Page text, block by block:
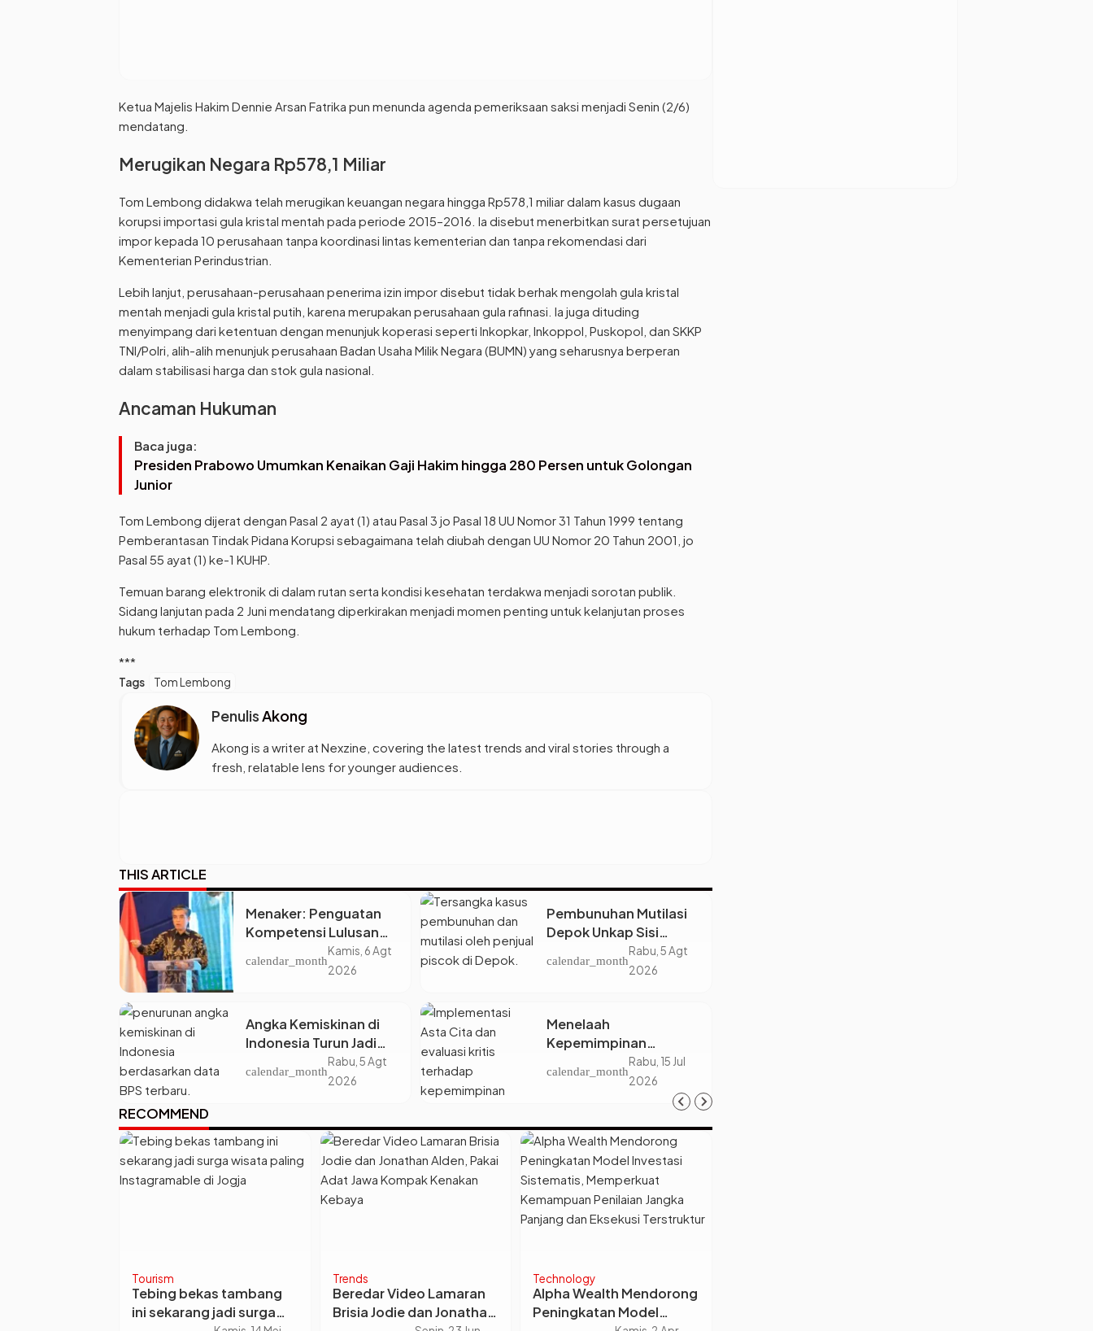
Ketua Majelis Hakim Dennie Arsan Fatrika pun menunda agenda pemeriksaan saksi menjadi Senin (2/6)
mendatang.
Merugikan Negara Rp578,1 Miliar
Tom Lembong didakwa telah merugikan keuangan negara hingga Rp578,1 miliar dalam kasus dugaan
korupsi importasi gula kristal mentah pada periode 2015–2016. Ia disebut menerbitkan surat persetujuan
impor kepada 10 perusahaan tanpa koordinasi lintas kementerian dan tanpa rekomendasi dari
Kementerian Perindustrian.
Lebih lanjut, perusahaan-perusahaan penerima izin impor disebut tidak berhak mengolah gula kristal
mentah menjadi gula kristal putih, karena merupakan perusahaan gula rafinasi. Ia juga dituding
menyimpang dari ketentuan dengan menunjuk koperasi seperti Inkopkar, Inkoppol, Puskopol, dan SKKP
TNI/Polri, alih-alih menunjuk perusahaan Badan Usaha Milik Negara (BUMN) yang seharusnya berperan
dalam stabilisasi harga dan stok gula nasional.
Ancaman Hukuman
Baca juga:
Presiden Prabowo Umumkan Kenaikan Gaji Hakim hingga 280 Persen untuk Golongan
Junior
Tom Lembong dijerat dengan Pasal 2 ayat (1) atau Pasal 3 jo Pasal 18 UU Nomor 31 Tahun 1999 tentang
Pemberantasan Tindak Pidana Korupsi sebagaimana telah diubah dengan UU Nomor 20 Tahun 2001, jo
Pasal 55 ayat (1) ke-1 KUHP.
Temuan barang elektronik di dalam rutan serta kondisi kesehatan terdakwa menjadi sorotan publik.
Sidang lanjutan pada 2 Juni mendatang diperkirakan menjadi momen penting untuk kelanjutan proses
hukum terhadap Tom Lembong.
***
Tags Tom Lembong
Penulis Akong
Akong is a writer at Nexzine, covering the latest trends and viral stories through a
fresh, relatable lens for younger audiences.
THIS ARTICLE
Menaker: Penguatan
Kompetensi Lulusan
Perguruan Tinggi Jadi
Kunci Menjawab
calendar_month
Kamis, 6 Agt
2026
Pembunuhan Mutilasi
Depok Unkap Sisi
Gelap Penjual Piscok
Berdarah Dingin
calendar_month
Rabu, 5 Agt
2026
Angka Kemiskinan di
Indonesia Turun Jadi
22,93 Juta Orang, Tapi
Kenapa Ketimpangan
calendar_month
Rabu, 5 Agt
2026
Menelaah
Kepemimpinan
Presiden Prabowo
Subianto: Antara Visi
Besar, Implementasi,
calendar_month
Rabu, 15 Jul
2026
RECOMMEND
Tourism
Tebing bekas tambang
ini sekarang jadi surga
Trends
Beredar Video Lamaran
Brisia Jodie dan Jonathan
Technology
Alpha Wealth Mendorong
Peningkatan Model